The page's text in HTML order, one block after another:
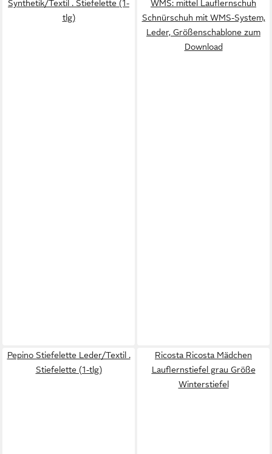
Synthetik/Textil . Stiefelette (1-
tlg)
WMS: mittel Lauflernschuh
Schnürschuh mit WMS-System,
Leder, Größenschablone zum
Download
Pepino Stiefelette Leder/Textil .
Stiefelette (1-tlg)
Ricosta Ricosta Mädchen
Lauflernstiefel grau Größe
Winterstiefel